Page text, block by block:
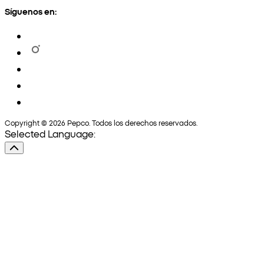
Síguenos en:
Copyright © 2026 Pepco. Todos los derechos reservados.
Selected Language: